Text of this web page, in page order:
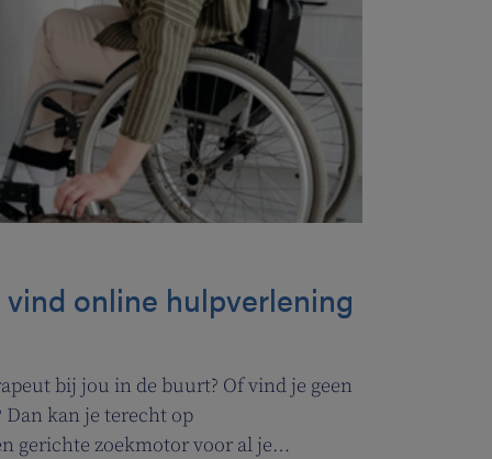
online hulpverlening
bij jou in de buurt? Of vind je geen
kan je terecht op
gerichte zoekmotor voor al je